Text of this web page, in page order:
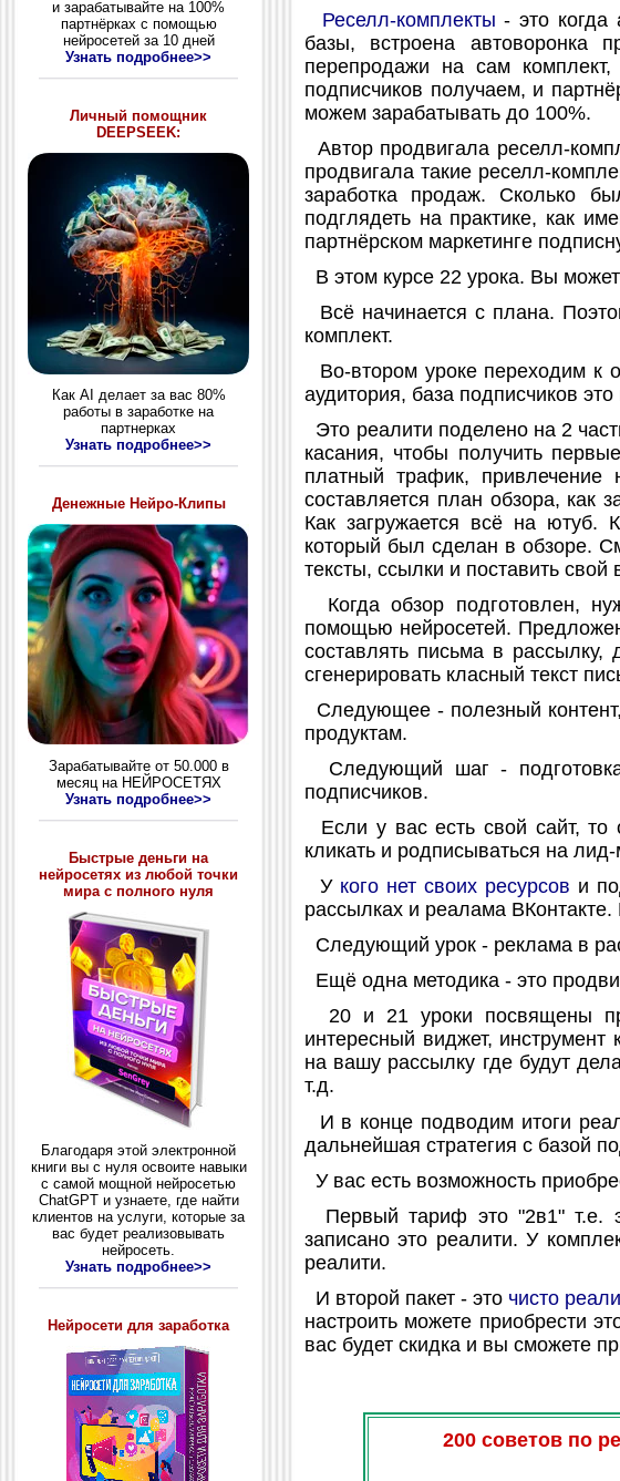
и зарабатывайте на 100%
партнёрках с помощью
нейросетей за 10 дней
Узнать подробнее>>
Личный помощник
DEEPSEEK:
Как AI делает за вас 80%
работы в заработке на
партнерках
Узнать подробнее>>
Денежные Нейро-Клипы
Зарабатывайте от 50.000 в
месяц на НЕЙРОСЕТЯХ
Узнать подробнее>>
Быстрые деньги на
нейросетях из любой точки
мира с полного нуля
Благодаря этой электронной
книги вы с нуля освоите навыки
с самой мощной нейросетью
ChatGPT и узнаете, где найти
клиентов на услуги, которые за
вас будет реализовывать
нейросеть.
Узнать подробнее>>
Нейросети для заработка
Реселл-комплекты - это когда
базы, встроена автоворонка
перепродажи на сам
подписчиков получаем, и
можем зарабатывать до 100%.
Автор продвигала реселл-
продвигала такие реселл-
заработка продаж. Сколько
подглядеть на практике, как
партнёрском маркетинге
В этом курсе 22 урока. Вы
Всё начинается с плана.
комплект.
Во-втором уроке переходим к
аудитория, база подписчиков
Это реалити поделено на 2
касания, чтобы получить
платный трафик, привлечение
составляется план обзора, как
Как загружается всё на ютуб.
который был сделан в обзоре.
тексты, ссылки и поставить свой
Когда обзор подготовлен,
помощью нейросетей.
составлять письма в рассылку,
сгенерировать класный текст
Следующее - полезный
продуктам.
Следующий шаг - подготовка
подписчиков.
Если у вас есть свой сайт, то
кликать и родписываться на
У кого нет своих ресурсов и
рассылках и реалама
Следующий урок - реклама в
Ещё одна методика - это
20 и 21 уроки посвящены
интересный виджет,
на вашу рассылку где будут
т.д.
И в конце подводим итоги
дальнейшая стратегия с базой
У вас есть возможность
Первый тариф это "2в1" т.е.
записано это реалити. У
реалити.
И второй пакет - это чисто
настроить можете приобрести
вас будет скидка и вы сможете
200 советов по